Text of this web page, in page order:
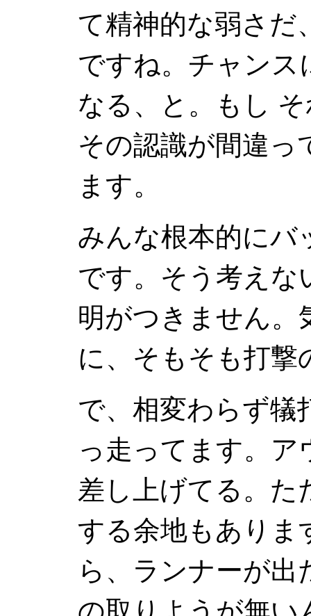
て精神的な弱さだ
ですね。チャンス
なる、と。もし
その認識が間違っ
ます。
みんな根本的にバ
です。そう考えな
明がつきません。
に、そもそも打撃
で、相変わらず犠
っ走ってます。ア
差し上げてる。た
する余地もありま
ら、ランナーが